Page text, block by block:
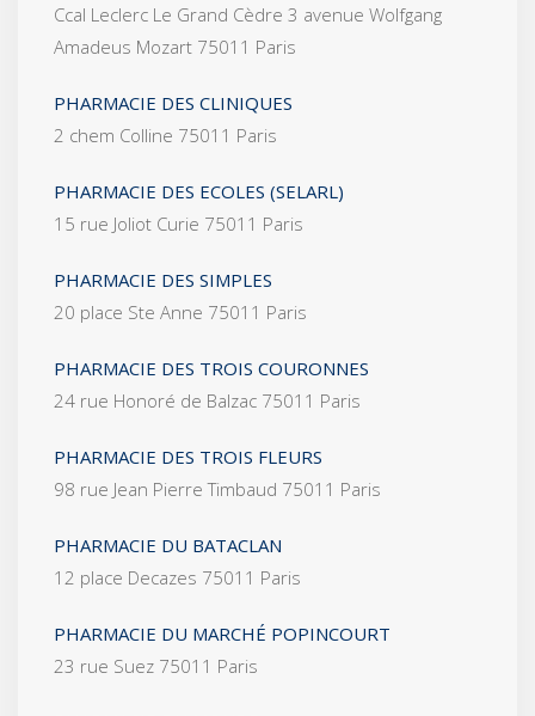
Ccal Leclerc Le Grand Cèdre 3 avenue Wolfgang
Amadeus Mozart 75011 Paris
PHARMACIE DES CLINIQUES
2 chem Colline 75011 Paris
PHARMACIE DES ECOLES (SELARL)
15 rue Joliot Curie 75011 Paris
PHARMACIE DES SIMPLES
20 place Ste Anne 75011 Paris
PHARMACIE DES TROIS COURONNES
24 rue Honoré de Balzac 75011 Paris
PHARMACIE DES TROIS FLEURS
98 rue Jean Pierre Timbaud 75011 Paris
PHARMACIE DU BATACLAN
12 place Decazes 75011 Paris
PHARMACIE DU MARCHÉ POPINCOURT
23 rue Suez 75011 Paris